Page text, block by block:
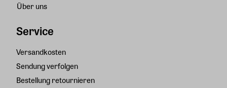
Über uns
Service
Versandkosten
Sendung verfolgen
Bestellung retournieren